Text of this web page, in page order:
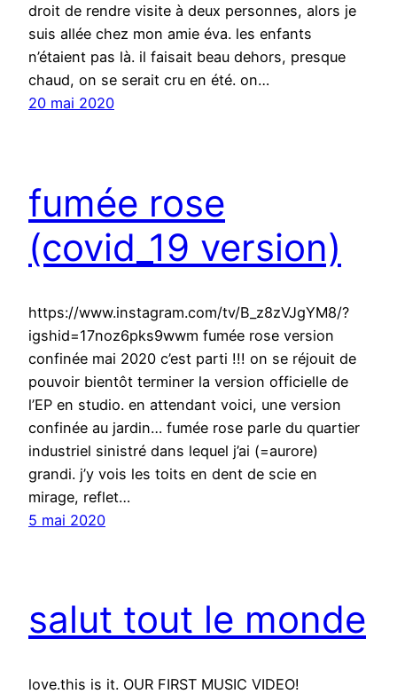
droit de rendre visite à deux personnes, alors je
suis allée chez mon amie éva. les enfants
n’étaient pas là. il faisait beau dehors, presque
chaud, on se serait cru en été. on…
20 mai 2020
fumée rose
(covid_19 version)
https://www.instagram.com/tv/B_z8zVJgYM8/?
igshid=17noz6pks9wwm fumée rose version
confinée mai 2020 c’est parti !!! on se réjouit de
pouvoir bientôt terminer la version officielle de
l’EP en studio. en attendant voici, une version
confinée au jardin… fumée rose parle du quartier
industriel sinistré dans lequel j’ai (=aurore)
grandi. j’y vois les toits en dent de scie en
mirage, reflet…
5 mai 2020
salut tout le monde
love.this is it. OUR FIRST MUSIC VIDEO!